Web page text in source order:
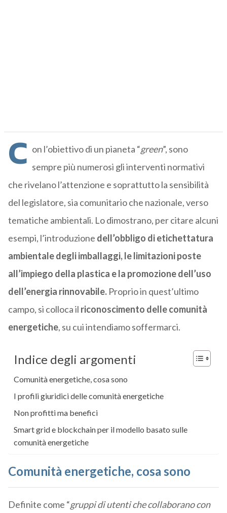
C on l’obiettivo di un pianeta “green”, sono
sempre più numerosi gli interventi normativi
che rivelano l’attenzione e soprattutto la sensibilità
del legislatore, sia comunitario che nazionale, verso
tematiche ambientali. Lo dimostrano, per citare alcuni
esempi, l’introduzione dell’obbligo di etichettatura
ambientale degli imballaggi, le limitazioni poste
all’impiego della plastica e la promozione dell’uso
dell’energia rinnovabile. Proprio in quest’ultimo
campo, si colloca il riconoscimento delle comunità
energetiche, su cui intendiamo soffermarci.
Indice degli argomenti
Comunità energetiche, cosa sono
I profili giuridici delle comunità energetiche
Non profitti ma benefici
Smart grid e blockchain per il modello basato sulle
comunità energetiche
Comunità energetiche, cosa sono
Definite come “gruppi di utenti che collaborano con